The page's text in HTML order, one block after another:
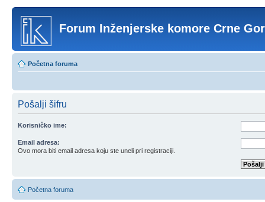
Forum Inženjerske komore Crne
Početna foruma
Pošalji šifru
Korisničko ime:
Email adresa:
Ovo mora biti email adresa koju ste uneli pri registraciji.
Početna foruma